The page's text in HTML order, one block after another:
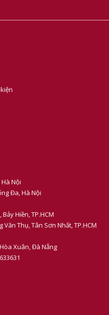
Nội
Đa, Hà Nội
Hiền, TP.HCM
Thụ, Tân Sơn Nhất, TP.HCM
Xuân, Đà Nẵng